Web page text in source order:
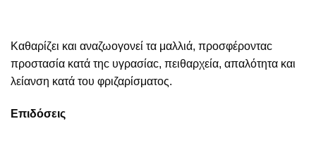
Καθαρίζει και αναζωογονεί τα μαλλιά, προσφέρονταc
προστασία κατά τηc υγρασίαc, πειθαρχεία, απαλότητα και
λείανση κατά του φριζαρίσματος.
Επιδόσεις